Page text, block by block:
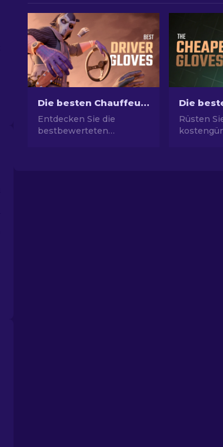
Die besten Chauffeurshandschuhe in CS2: Rangliste
Entdecken Sie die
bestbewerteten
Rüsten